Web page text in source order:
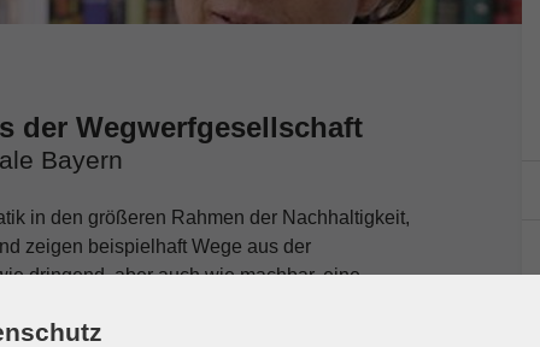
der Wegwerfgesellschaft
Bayern
in den größeren Rahmen der Nachhaltigkeit,
zeigen beispielhaft Wege aus der
dringend, aber auch wie machbar, eine
Plastik gesünder leben.